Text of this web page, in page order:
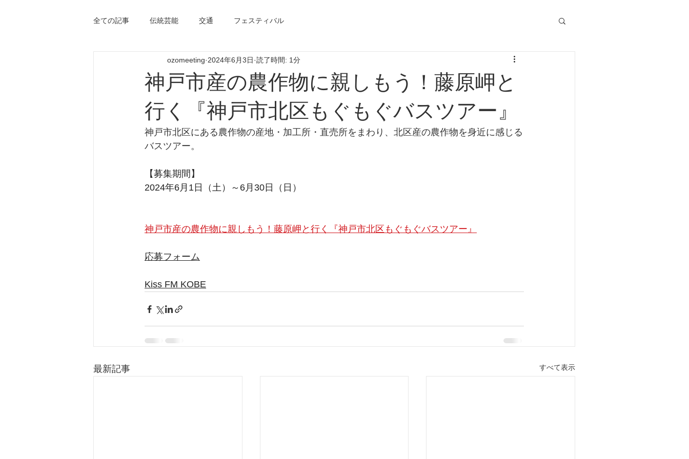
全ての記事 伝統芸能 交通 フェスティバル
神戸市産の農作物に親しもう！藤原岬と
行く『神戸市北区もぐもぐバスツアー』
ozomeeting 2024年6月3日 読了時間: 1分
神戸市北区にある農作物の産地・加工所・直売所をまわり、北区産の農作物を身近に感じる
バスツアー。
【募集期間】
2024年6月1日（土）～6月30日（日）
神戸市産の農作物に親しもう！藤原岬と行く『神戸市北区もぐもぐバスツアー』
応募フォーム
Kiss FM KOBE
最新記事 すべて表示